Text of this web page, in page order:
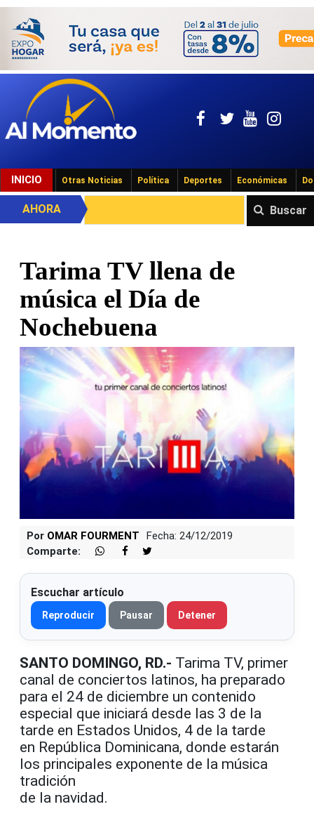
INICIO Otras Noticias Política Deportes Económicas
Buscar
AHORA
Tarima TV llena de
música el Día de
Nochebuena
Por OMAR FOURMENT
Fecha: 24/12/2019
Comparte:
Escuchar artículo
Reproducir Pausar Detener
SANTO DOMINGO, RD.- Tarima TV, primer
canal de conciertos latinos, ha preparado
para el 24 de diciembre un contenido
especial que iniciará desde las 3 de la
tarde en Estados Unidos, 4 de la tarde
en República Dominicana, donde estarán
los principales exponente de la música
tradición
de la navidad.